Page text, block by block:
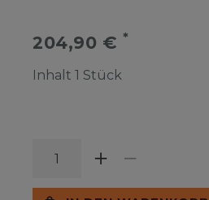
204,90 € *
Inhalt 1 Stück